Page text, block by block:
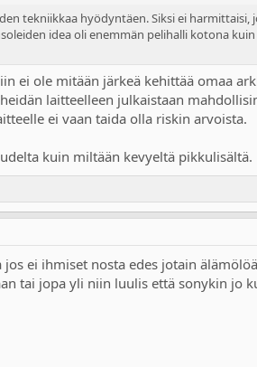
tekniikkaa hyödyntäen. Siksi ei harmittaisi,
idea oli enemmän pelihalli kotona kuin
ei ole mitään järkeä kehittää omaa
laitteelleen julkaistaan
ei vaan taida olla riskin arvoista.
kuin miltään kevyeltä pikkulisältä.
ei ihmiset nosta edes jotain
tai jopa yli niin luulis että sonykin jo